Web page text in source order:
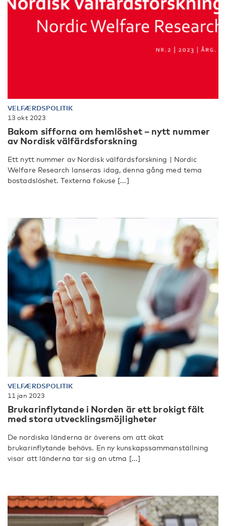
VELFÆRDSPOLITIK
13 okt 2023
Bakom sifforna om hemlöshet – nytt nummer
av Nordisk välfärdsforskning
Ett nytt nummer av Nordisk välfärdsforskning | Nordic
Welfare Research lanseras idag, denna gång med tema
bostadslöshet. Texterna fokuse [...]
VELFÆRDSPOLITIK
11 jan 2023
Brukarinflytande i Norden är ett brokigt fält
med stora utvecklingsmöjligheter
De nordiska länderna är överens om att ökat
brukarinflytande behövs. En ny kunskapssammanställning
visar att länderna tar sig an utma [...]